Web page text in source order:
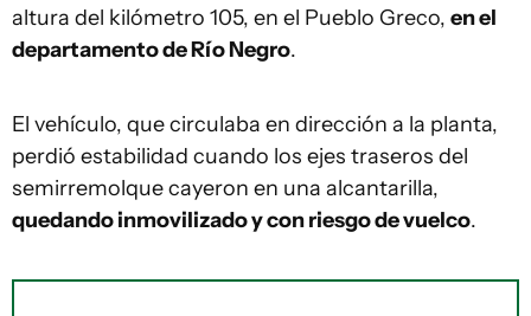
altura del kilómetro 105, en el Pueblo Greco, en el
departamento de Río Negro.
El vehículo, que circulaba en dirección a la planta,
perdió estabilidad cuando los ejes traseros del
semirremolque cayeron en una alcantarilla,
quedando inmovilizado y con riesgo de vuelco.